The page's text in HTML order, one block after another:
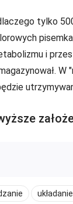
tylko
i
W